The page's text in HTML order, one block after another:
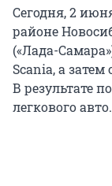
Сегодня, 2
районе
(«Лада-
Scania, а
В результате
легкового авто.